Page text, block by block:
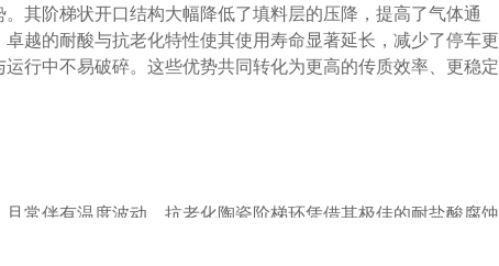
其阶梯状开口结构大幅降低了填料层的压降，提高了气体通
越的耐酸与抗老化特性使其使用寿命显著延长，减少了停车更
行中不易破碎。这些优势共同转化为更高的传质效率、更稳定
常伴有温度波动。抗老化陶瓷阶梯环凭借其极佳的耐盐酸腐蚀